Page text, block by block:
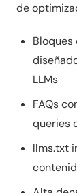
de
Bloques
LLMs
FAQs
queries
llms.txt